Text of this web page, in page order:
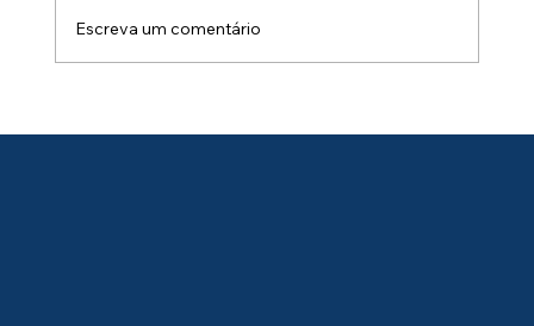
Escreva um comentário